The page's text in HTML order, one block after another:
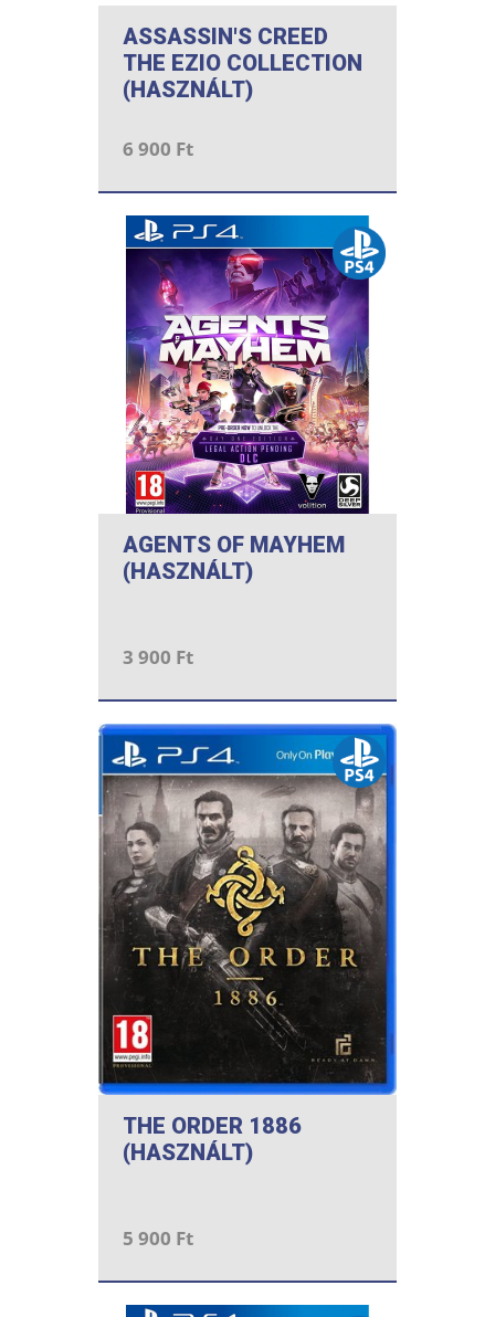
ASSASSIN'S CREED
THE EZIO COLLECTION
(HASZNÁLT)
6 900 Ft
AGENTS OF MAYHEM
(HASZNÁLT)
3 900 Ft
THE ORDER 1886
(HASZNÁLT)
5 900 Ft